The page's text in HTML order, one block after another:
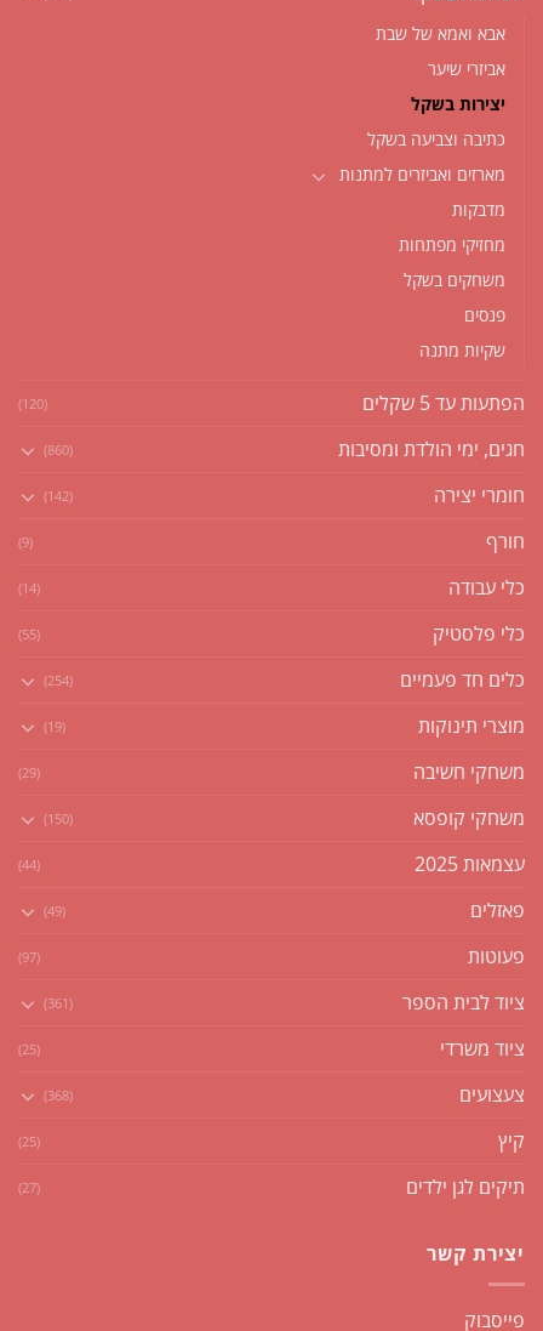
אבא ואמא של שבת
אביזרי שיער
יצירות בשקל
כתיבה וצביעה בשקל
מארזים ואביזרים למתנות
מדבקות
מחזיקי מפתחות
משחקים בשקל
פנסים
שקיות מתנה
הפתעות עד 5 שקלים (120)
חגים, ימי הולדת ומסיבות (860)
חומרי יצירה (142)
חורף (9)
כלי עבודה (14)
כלי פלסטיק (55)
כלים חד פעמיים (254)
מוצרי תינוקות (19)
משחקי חשיבה (29)
משחקי קופסא (150)
עצמאות 2025 (44)
פאזלים (49)
פעוטות (97)
ציוד לבית הספר (361)
ציוד משרדי (25)
צעצועים (368)
קיץ (25)
תיקים לגן ילדים (27)
יצירת קשר
פייסבוק